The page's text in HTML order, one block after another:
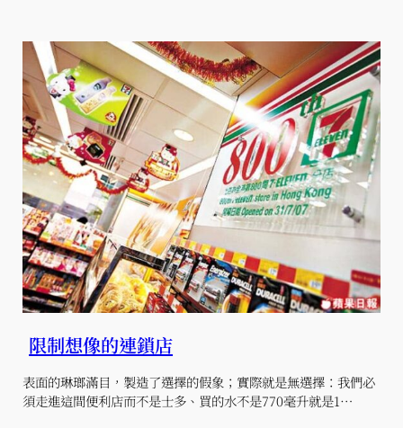
限制想像的連鎖店
表面的琳瑯滿目，製造了選擇的假象；實際就是無選擇：我們必
須走進這間便利店而不是士多、買的水不是770毫升就是1…